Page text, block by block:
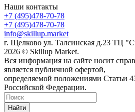
Наши контакты
+7 (495)478-70-78
+7 (495)478-70-78
info@skillup.market
г. Щелково ул. Талсинская д.23 ТЦ
2026 © Skillup Market.
Вся информация на сайте носит
является публичной офертой,
определяемой положениями Статьи
Российской Федерации.
Найти